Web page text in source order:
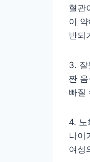
혈관
이
반되
3. 잘
짠
빠질
4. 노
나이
여성